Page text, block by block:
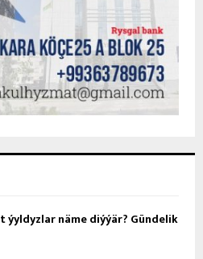
ýyldyzlar näme diýýär? Gündelik